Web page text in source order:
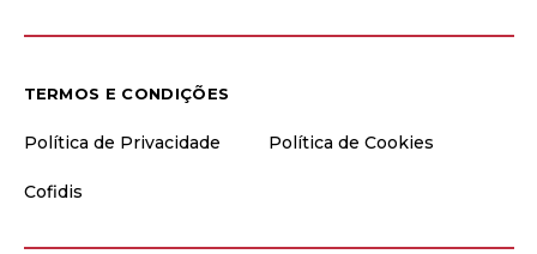
TERMOS E CONDIÇÕES
Política de Privacidade Política de Cookies
Cofidis